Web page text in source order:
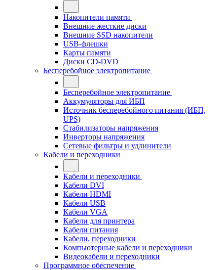
Накопители памяти
Внешние жесткие диски
Внешние SSD накопители
USB-флешки
Карты памяти
Диски CD-DVD
Бесперебойное электропитание
Бесперебойное электропитание
Аккумуляторы для ИБП
Источник бесперебойного питания (ИБП,
UPS)
Стабилизаторы напряжения
Инверторы напряжения
Сетевые фильтры и удлинители
Кабели и переходники
Кабели и переходники
Кабели DVI
Кабели HDMI
Кабели USB
Кабели VGA
Кабели для принтера
Кабели питания
Кабели, переходники
Компьютерные кабели и переходники
Видеокабели и переходники
Программное обеспечение